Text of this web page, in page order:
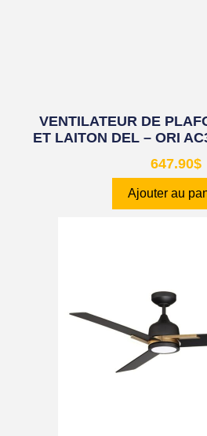
VENTILATEUR DE
ET LAITON DEL – ORI
647.90$
Ajouter au